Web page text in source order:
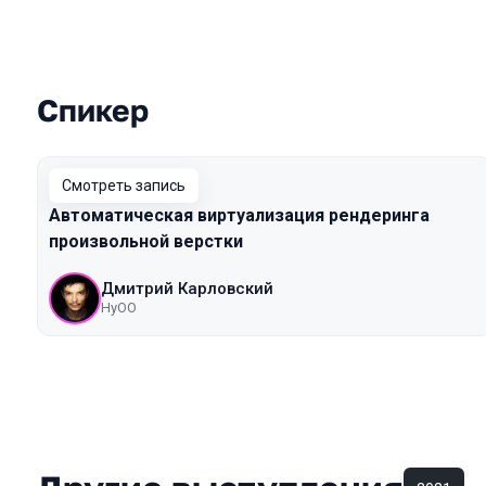
Выступления в сезоне 2020
Спикер
Смотреть запись
Автоматическая виртуализация рендеринга
произвольной верстки
Дмитрий Карловский
HyOO